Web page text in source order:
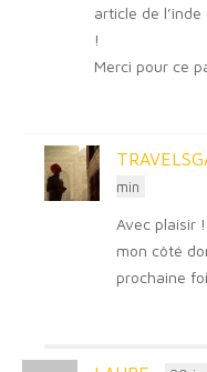
article de
!
Merci pour ce
min
Avec plaisir
mon côté
prochaine